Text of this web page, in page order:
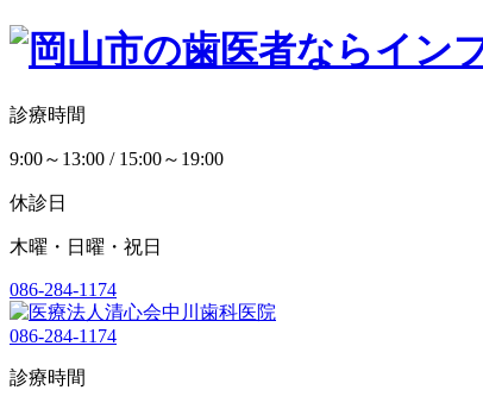
診療時間
9:00～13:00 / 15:00～19:00
休診日
木曜・日曜・祝日
086-284-1174
086-284-1174
診療時間